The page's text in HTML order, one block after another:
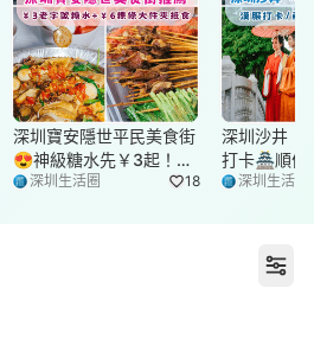
深圳寶安隱世平民美食街
😍神級糖水先￥3起！仲
有平靚正串燒必食
深圳生活圈 18
深圳沙井「
打卡🏯順便
江景深圳生活圈
打